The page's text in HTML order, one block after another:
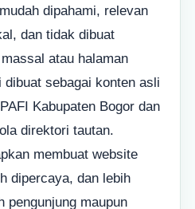
dipahami, relevan
dan tidak dibuat
atau halaman
sebagai konten asli
Kabupaten Bogor dan
direktori tautan.
membuat website
dipercaya, dan lebih
pengunjung maupun